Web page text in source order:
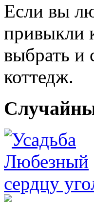
Если вы
привыкли
выбрать и
коттедж.